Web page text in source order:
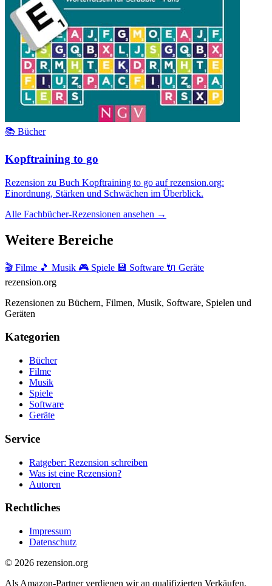
📚 Bücher
Kopftraining to go
Rezension zu Buch Kopftraining to go auf rezension.org:
Einordnung, Stärken und Schwächen im Überblick.
Alle Fachbücher-Rezensionen ansehen →
Weitere Bereiche
🎬 Filme 🎵 Musik 🎮 Spiele 💾 Software 🔌 Geräte
rezension.org
Rezensionen zu Büchern, Filmen, Musik, Software, Spielen und
Geräten
Kategorien
Bücher
Filme
Musik
Spiele
Software
Geräte
Service
Ratgeber: Rezension schreiben
Was ist eine Rezension?
Autoren
Rechtliches
Impressum
Datenschutz
© 2026 rezension.org
Als Amazon-Partner verdienen wir an qualifizierten Verkäufen.